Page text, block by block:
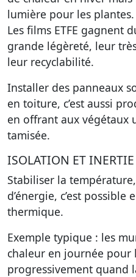
lumière pour les plantes.
Les films ETFE gagnent
grande légèreté, leur
leur recyclabilité.
Installer des panneaux
en toiture, c’est aussi
en offrant aux végétaux
tamisée.
ISOLATION ET
Stabiliser la
d’énergie, c’est possible
thermique.
Exemple typique : les
chaleur en journée pour
progressivement quand